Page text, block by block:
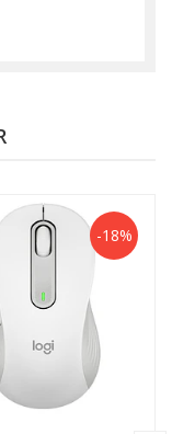
-18%